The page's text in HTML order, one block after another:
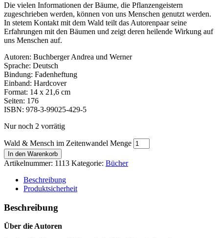
Die vielen Informationen der Bäume, die Pflanzengeistern
zugeschrieben werden, können von uns Menschen genutzt werden.
In stetem Kontakt mit dem Wald teilt das Autorenpaar seine
Erfahrungen mit den Bäumen und zeigt deren heilende Wirkung auf
uns Menschen auf.
Autoren: Buchberger Andrea und Werner
Sprache: Deutsch
Bindung: Fadenheftung
Einband: Hardcover
Format: 14 x 21,6 cm
Seiten: 176
ISBN: 978-3-99025-429-5
Nur noch 2 vorrätig
Wald & Mensch im Zeitenwandel Menge
In den Warenkorb
Artikelnummer: 1113 Kategorie: Bücher
Beschreibung
Produktsicherheit
Beschreibung
Über die Autoren